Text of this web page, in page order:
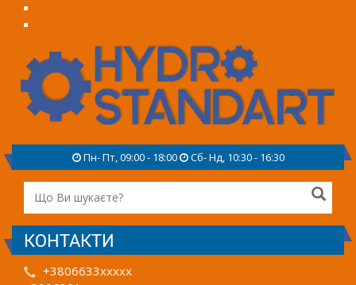
Пн- Пт, 09:00 - 18:00 Сб- Нд, 10:30 - 16:30
КОНТАКТИ
+3806633xxxxx